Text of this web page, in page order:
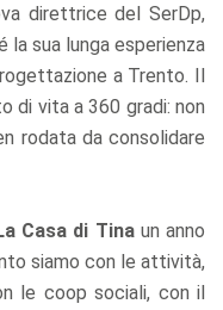
direttrice del SerDp,
la sua lunga esperienza
a Trento. Il
di vita a 360 gradi: non
rodata da consolidare
Casa di Tinaun anno
siamo con le attività,
le coop sociali, con il